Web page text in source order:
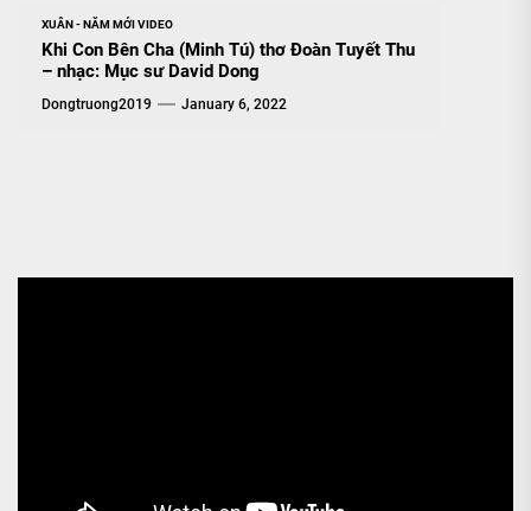
THRU
XUÂN - NĂM MỚI VIDEO
Khi Con Bên Cha (Minh Tú) thơ Đoàn Tuyết Thu
– nhạc: Mục sư David Dong
Dongtruong2019 January 6, 2022